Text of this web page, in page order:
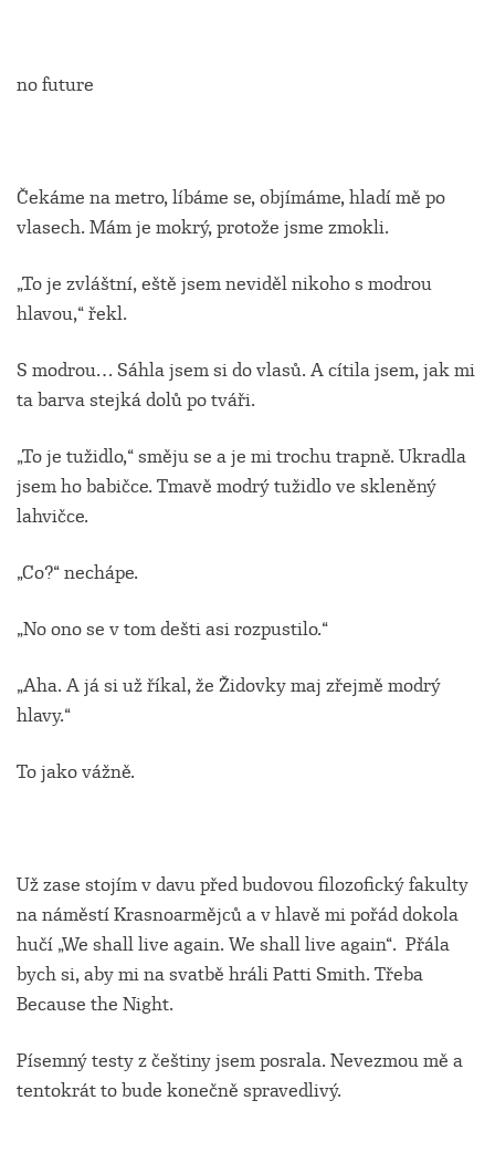
no future
Čekáme na metro, líbáme se, objímáme, hladí mě po
vlasech. Mám je mokrý, protože jsme zmokli.
„To je zvláštní, eště jsem neviděl nikoho s modrou
hlavou,“ řekl.
S modrou… Sáhla jsem si do vlasů. A cítila jsem, jak mi
ta barva stejká dolů po tváři.
„To je tužidlo,“ směju se a je mi trochu trapně. Ukradla
jsem ho babičce. Tmavě modrý tužidlo ve skleněný
lahvičce.
„Co?“ nechápe.
„No ono se v tom dešti asi rozpustilo.“
„Aha. A já si už říkal, že Židovky maj zřejmě modrý
hlavy.“
To jako vážně.
Už zase stojím v davu před budovou filozofický fakulty
na náměstí Krasnoarmějců a v hlavě mi pořád dokola
hučí „We shall live again. We shall live again“. Přála
bych si, aby mi na svatbě hráli Patti Smith. Třeba
Because the Night.
Písemný testy z češtiny jsem posrala. Nevezmou mě a
tentokrát to bude konečně spravedlivý.